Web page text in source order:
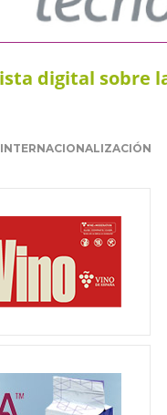
digital sobre
INTERNACIONALIZACIÓN